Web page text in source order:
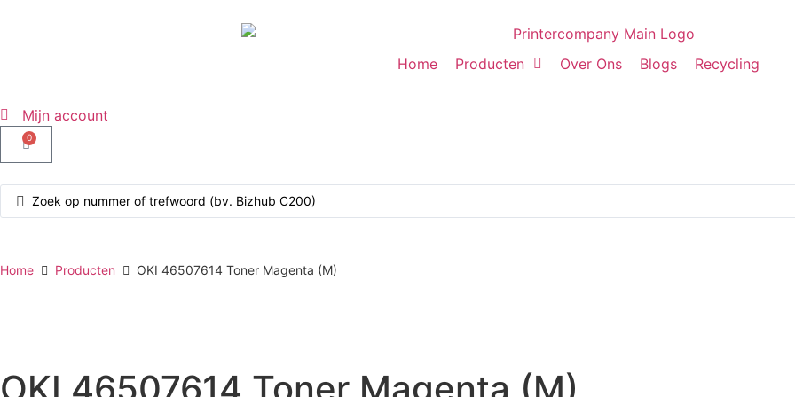
Home Producten Over Ons Blogs Recycling
Mijn account
0
Home Producten OKI 46507614 Toner Magenta (M)
OKI 46507614 Toner Magenta (M)